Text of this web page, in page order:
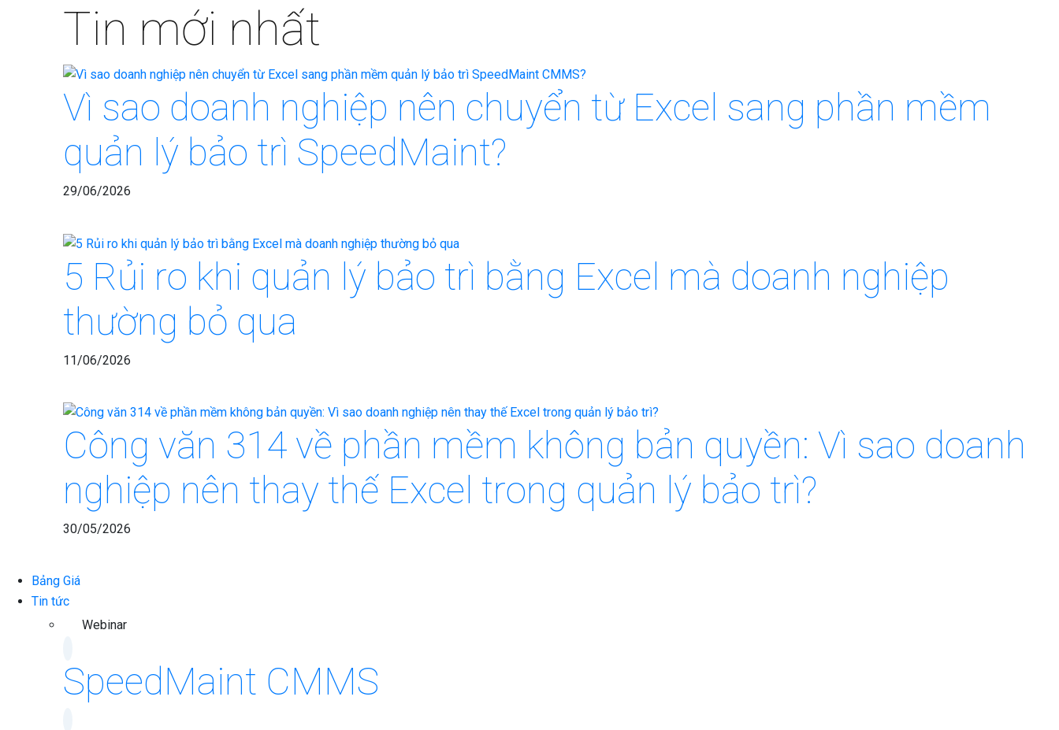
Tin mới nhất
Vì sao doanh nghiệp nên chuyển từ Excel sang phần mềm
quản lý bảo trì SpeedMaint?
29/06/2026
5 Rủi ro khi quản lý bảo trì bằng Excel mà doanh nghiệp
thường bỏ qua
11/06/2026
Công văn 314 về phần mềm không bản quyền: Vì sao doanh
nghiệp nên thay thế Excel trong quản lý bảo trì?
30/05/2026
Bảng Giá
Tin tức
Webinar
SpeedMaint CMMS